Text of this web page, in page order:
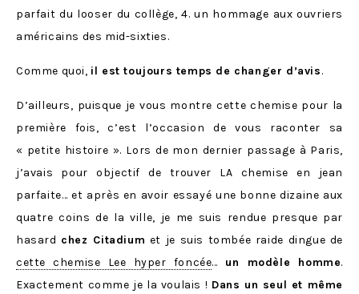
parfait du looser du collège, 4. un hommage aux ouvriers
américains des mid-sixties.
Comme quoi, il est toujours temps de changer d’avis.
D’ailleurs, puisque je vous montre cette chemise pour la
première fois, c’est l’occasion de vous raconter sa
« petite histoire ». Lors de mon dernier passage à Paris,
j’avais pour objectif de trouver LA chemise en jean
parfaite… et après en avoir essayé une bonne dizaine aux
quatre coins de la ville, je me suis rendue presque par
hasard chez Citadium et je suis tombée raide dingue de
cette chemise Lee hyper foncée… un modèle homme.
Exactement comme je la voulais ! Dans un seul et même